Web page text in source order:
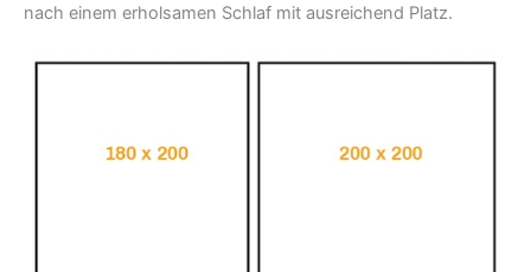
nach einem erholsamen Schlaf mit ausreichend Platz.